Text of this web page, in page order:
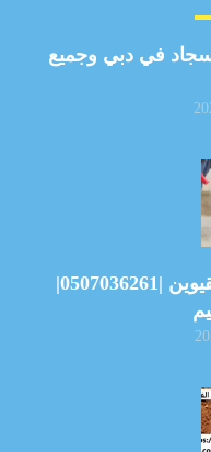
في دبي وجميع
شركة تعقيم منازل في ام القيوين |0507036261|